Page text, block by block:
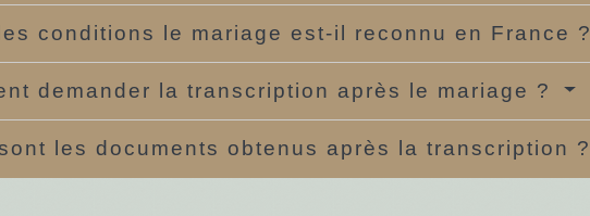
conditions le mariage est-il reconnu en France ?
demander la transcription après le mariage ?
les documents obtenus après la transcription ?